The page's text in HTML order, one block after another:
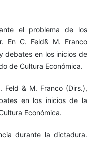
el problema de los
En C. Feld& M. Franco
debates en los inicios de
de Cultura Económica.
Feld & M. Franco (Dirs.),
en los inicios de la
Económica.
durante la dictadura.